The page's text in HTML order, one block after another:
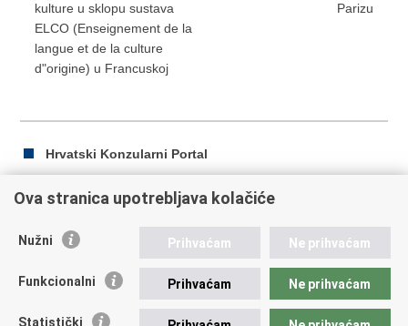
kulture u sklopu sustava
ELCO (Enseignement de la
langue et de la culture
d"origine) u Francuskoj
Parizu
Hrvatski Konzularni Portal
Ispiši
Podijeli
Facebooku
Twitteru
Republika Hrvatska
Ova stranica upotrebljava kolačiće
Nužni Prihvaćam Ne prihvaćam
Funkcionalni Prihvaćam Ne prihvaćam
Statistički